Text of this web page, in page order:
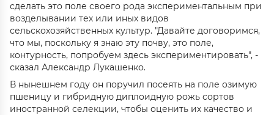
сделать это поле своего рода экспериментальным при
возделывании тех или иных видов
сельскохозяйственных культур. "Давайте договоримся,
что мы, поскольку я знаю эту почву, это поле,
контурность, попробуем здесь экспериментировать", -
сказал Александр Лукашенко.
В нынешнем году он поручил посеять на поле озимую
пшеницу и гибридную диплоидную рожь сортов
иностранной селекции, чтобы оценить их качество и